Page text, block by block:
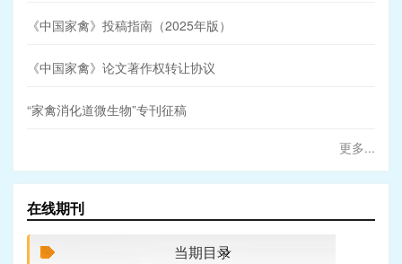
《中国家禽》投稿指南（2025年版）
《中国家禽》论文著作权转让协议
“家禽消化道微生物”专刊征稿
更多...
在线期刊
当期目录